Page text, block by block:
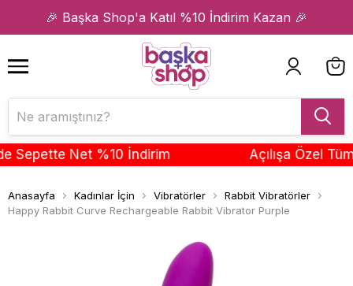
🎉 Başka Shop'a Katıl %10 İndirim Kazan 🎉
1 2
Net %10 İndirim Açılışa Özel Tüm
Anasayfa Kadınlar İçin Vibratörler
Rabbit Vibratörler
Happy Rabbit Curve Rechargeable Rabbit Vibrator Purple